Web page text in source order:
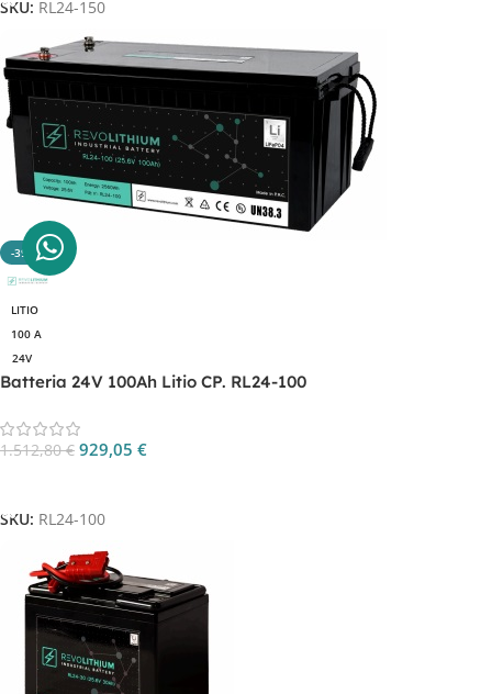
SKU: RL24-150
-39%
LITIO
100 A
24V
Batteria 24V 100Ah Litio CP. RL24-100
1.512,80€ 929,05 €
SKU: RL24-100